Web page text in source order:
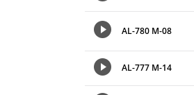
AL-780 M-08
AL-777 M-14